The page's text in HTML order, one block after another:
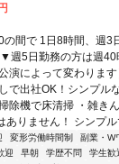
連絡バス 宝塚徒歩約8
の間で 1日8時間、週3
週5日勤務の方は週40
演によって変わります
で出社OK！シンプル
除機で床清掃 ・雑き
ありません！ シンプ
変形労働時間制 副業・W
迎 早朝 学歴不問 学生歓